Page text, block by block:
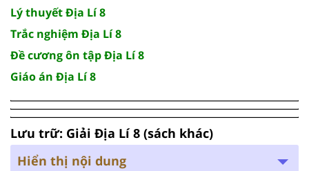
Lý thuyết Địa Lí 8
Trắc nghiệm Địa Lí 8
Đề cương ôn tập Địa Lí 8
Giáo án Địa Lí 8
Lưu trữ: Giải Địa Lí 8 (sách khác)
Hiển thị nội dung